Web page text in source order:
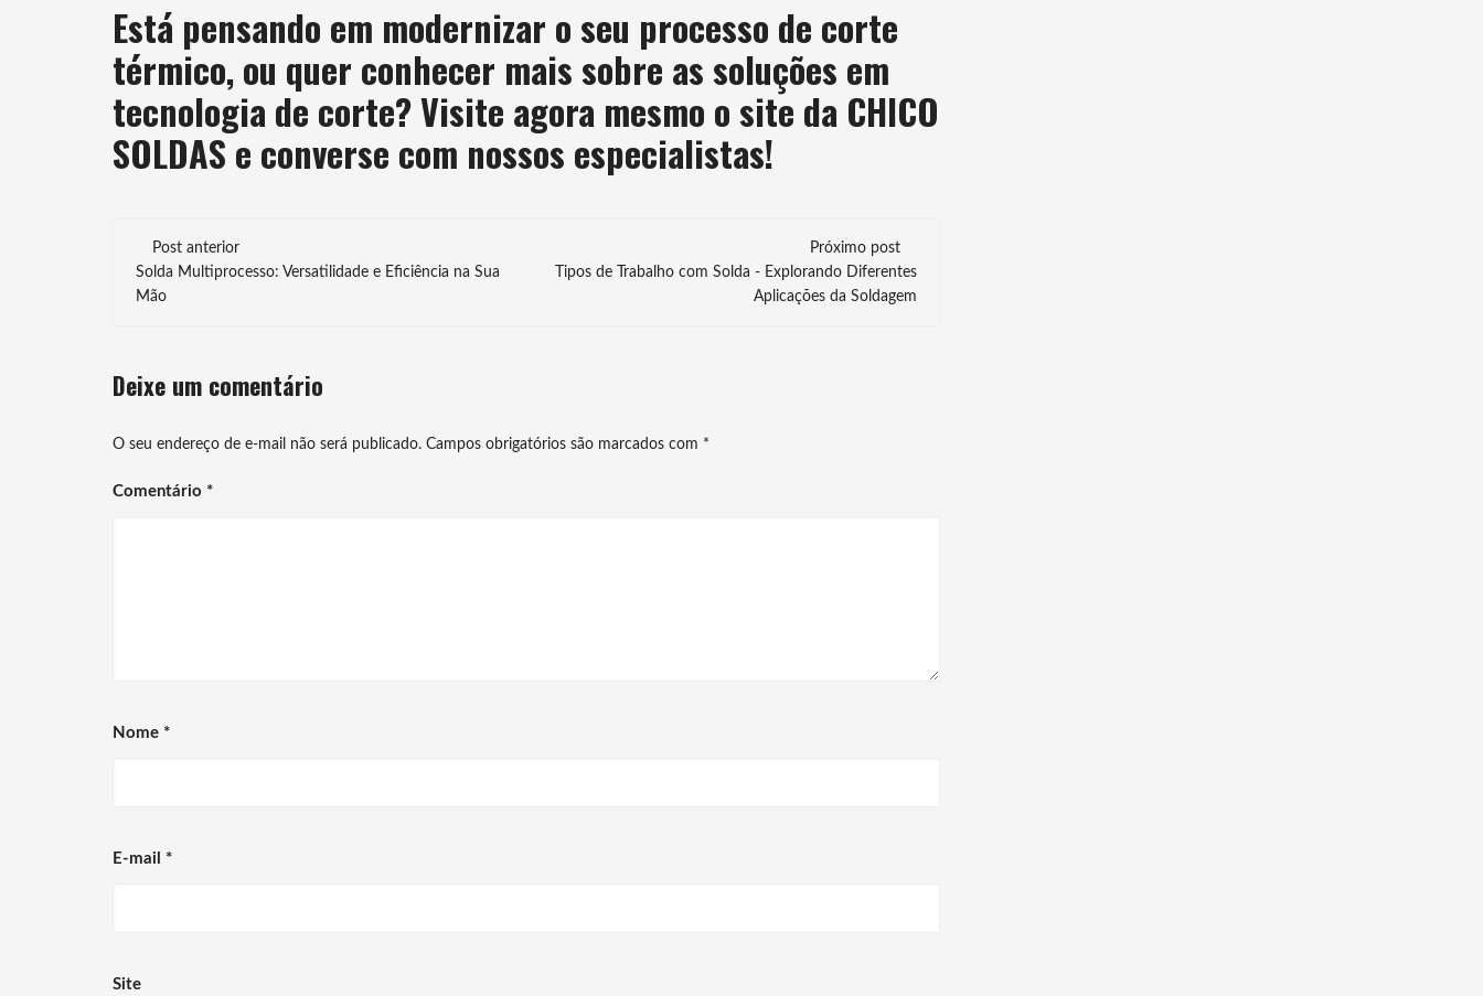
Está pensando em modernizar o seu processo de corte
térmico, ou quer conhecer mais sobre as soluções em
tecnologia de corte? Visite agora mesmo o site da CHICO
SOLDAS e converse com nossos especialistas!
Navegação
de
Post anterior
Solda Multiprocesso: Versatilidade e Eficiência na Sua
Mão
Próximo post
Tipos de Trabalho com Solda - Explorando Diferentes
Aplicações da Soldagem
Deixe um comentário
O seu endereço de e-mail não será publicado. Campos obrigatórios são marcados com *
Comentário *
Nome *
E-mail *
Site